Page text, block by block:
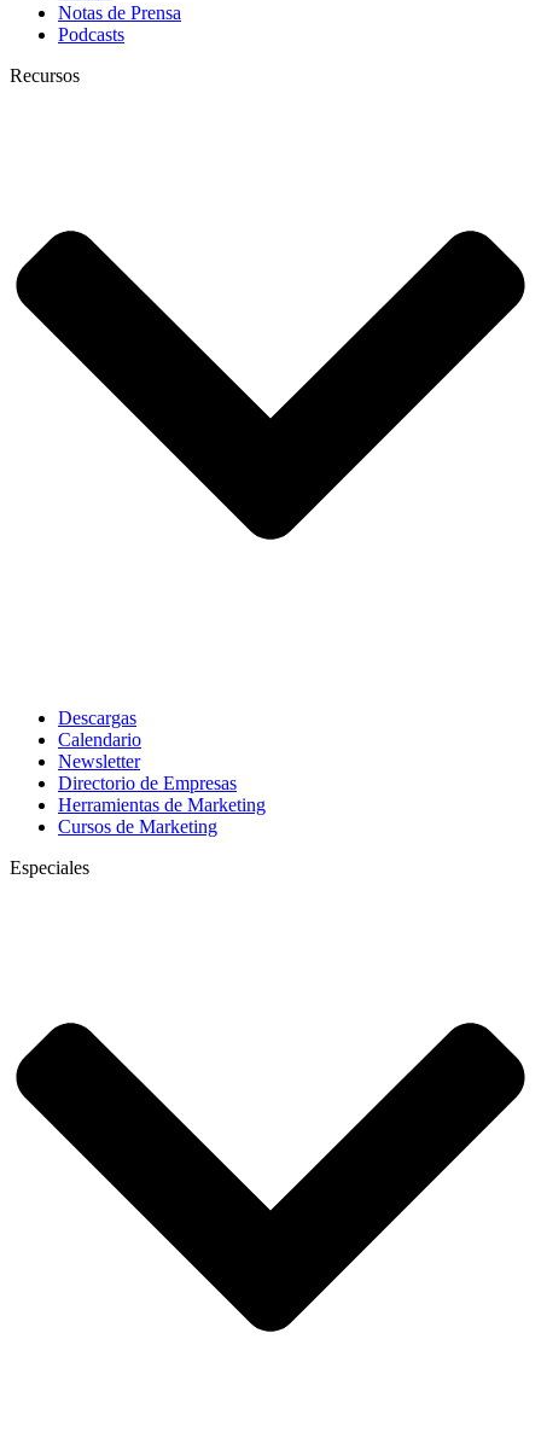
Notas de Prensa
Podcasts
Recursos
Descargas
Calendario
Newsletter
Directorio de Empresas
Herramientas de Marketing
Cursos de Marketing
Especiales